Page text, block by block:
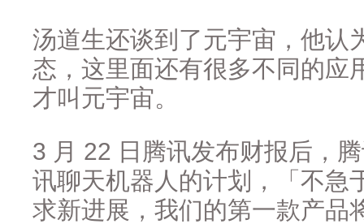
汤道生还谈到了元宇宙，他认
态，这里面还有很多不同的应
才叫元宇宙。
3 月 22 日腾讯发布财报后，
讯聊天机器人的计划，「不急
求新进展，我们的第一款产品